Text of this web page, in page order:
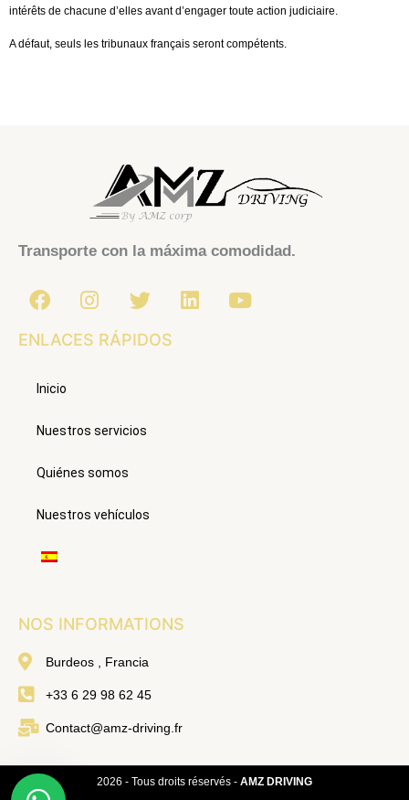
intérêts de chacune d’elles avant d’engager toute action judiciaire.
A défaut, seuls les tribunaux français seront compétents.
Transporte con la máxima comodidad.
F
a
c
e
o
k
I
n
s
t
a
T
w
i
t
L
i
Y
o
ENLACES RÁPIDOS
Inicio
Nuestros servicios
Quiénes somos
Nuestros vehículos
NOS INFORMATIONS
Burdeos , Francia
+33 6 29 98 62 45
Contact@amz-driving.fr
2026 - Tous droits réservés - AMZ DRIVING